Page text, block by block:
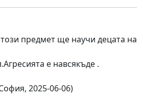
предмет ще научи децата на
е навсякъде .
2025-06-06)